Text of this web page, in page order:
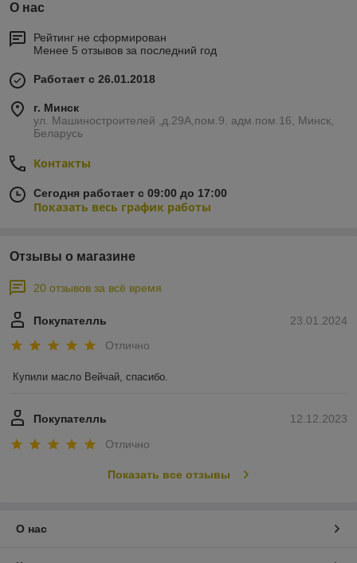
О нас
Рейтинг не сформирован
Менее 5 отзывов за последний год
Работает с 26.01.2018
г. Минск
ул. Машиностроителей ,д.29А,пом.9. адм.пом.16, Минск,
Беларусь
Контакты
Сегодня работает с 09:00 до 17:00
Показать весь график работы
Отзывы о магазине
20 отзывов за всё время
23.01.2024
Покупателль
Отлично
Купили масло Вейчай, спасибо.
12.12.2023
Покупателль
Отлично
Показать все отзывы
О нас